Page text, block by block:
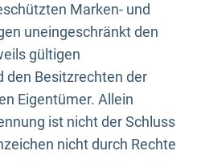
Marken- und
uneingeschränkt den
gültigen
den Besitzrechten der
Eigentümer. Allein
ist nicht der Schluss
nicht durch Rechte